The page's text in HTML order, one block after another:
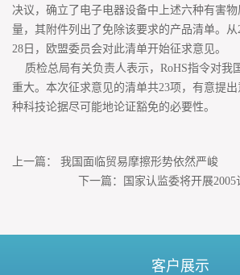
决议，确立了电子电器设备中上述六种有害
量，其附件列出了免除该要求的产品清单。从
28日，欧盟委员会对此清单开始征求意见。
质检总局有关负责人表示，RoHS指令对我
重大。本次征求意见的清单共23项，有意提
种科技论据尽可能地论证豁免的必要性。
上一篇： 我国面临贸易摩擦形势依然严峻
下一篇：
国家认监委将开展
客户展示